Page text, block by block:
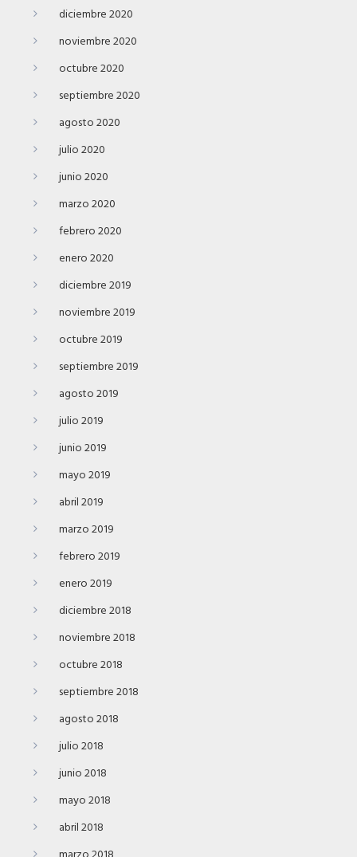
diciembre 2020
noviembre 2020
octubre 2020
septiembre 2020
agosto 2020
julio 2020
junio 2020
marzo 2020
febrero 2020
enero 2020
diciembre 2019
noviembre 2019
octubre 2019
septiembre 2019
agosto 2019
julio 2019
junio 2019
mayo 2019
abril 2019
marzo 2019
febrero 2019
enero 2019
diciembre 2018
noviembre 2018
octubre 2018
septiembre 2018
agosto 2018
julio 2018
junio 2018
mayo 2018
abril 2018